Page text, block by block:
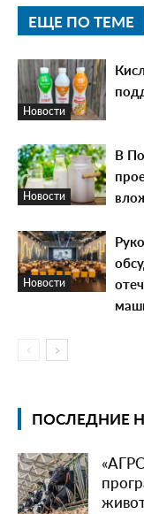
ЕЩЕ ПО ТЕМЕ
Новости
Новости
В
Новости
ПОСЛЕДНИЕ